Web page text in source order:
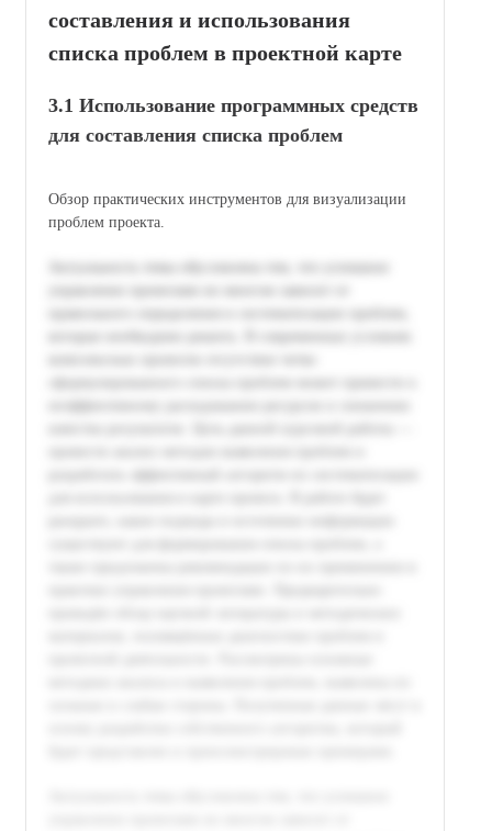
составления и использования
списка проблем в проектной карте
3.1 Использование программных средств
для составления списка проблем
Обзор практических инструментов для визуализации
проблем проекта.